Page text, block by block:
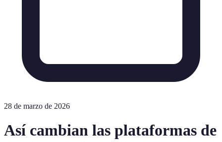
28 de marzo de 2026
Así cambian las plataformas de